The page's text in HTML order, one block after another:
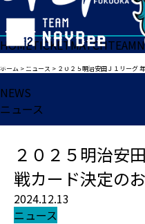
HOMETICKETMATCHTEAM
ホーム >ニュース > ２０２５明治安田Ｊ１リーグ
NEWS
ニュース
２０２５明治安
戦カード決定の
2024.12.13
ニュース